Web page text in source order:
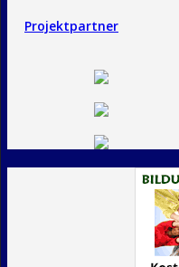
Projektpartner